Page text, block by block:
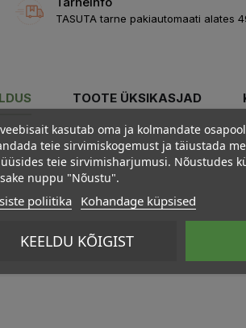
TASUTA tarne pakiautomaati alates
TOOTE ÜKSIKASJAD
kasutab oma ja kolmandate
teie sirvimiskogemust ja täiustada
teie sirvimisharjumusi. Nõustudes
nuppu "Nõustu".
poliitika Kohandage küpsised
KEELDU KÕIGIST